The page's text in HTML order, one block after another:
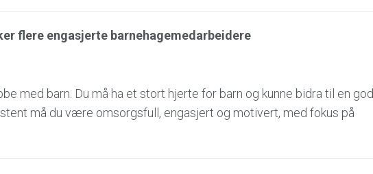
flere engasjerte barnehagemedarbeidere
med barn. Du må ha et stort hjerte for barn og kunne bidra til en god
må du være omsorgsfull, engasjert og motivert, med fokus på